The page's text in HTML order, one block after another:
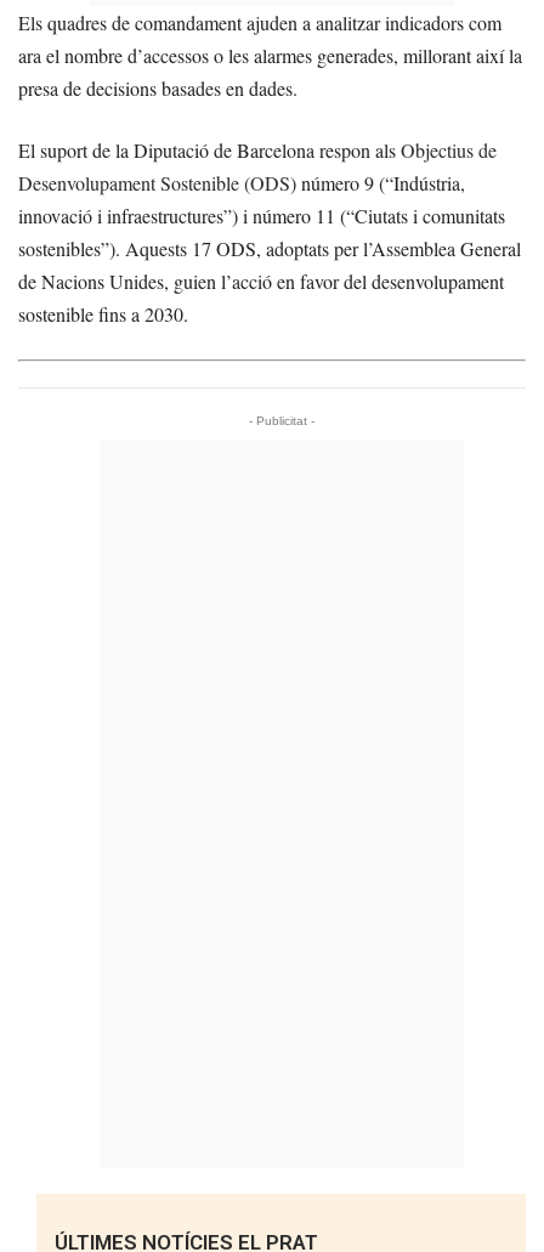
Els quadres de comandament ajuden a analitzar indicadors com
ara el nombre d’accessos o les alarmes generades, millorant així la
presa de decisions basades en dades.
El suport de la Diputació de Barcelona respon alsObjectius de
Desenvolupament Sostenible (ODS)número 9 (“Indústria,
innovació i infraestructures”) i número 11 (“Ciutats i comunitats
sostenibles”). Aquests 17 ODS, adoptats per l’Assemblea General
de Nacions Unides, guien l’acció en favor del desenvolupament
sostenible fins a 2030.
- Publicitat -
ÚLTIMES NOTÍCIES EL PRAT